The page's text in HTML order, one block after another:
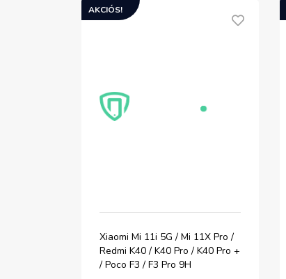
AKCIÓS!
Xiaomi Mi 11i 5G / Mi 11X Pro /
Redmi K40 / K40 Pro / K40 Pro +
/ Poco F3 / F3 Pro 9H